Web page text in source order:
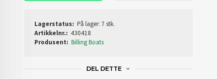
Lagerstatus: På lager: 7 stk.
Artikkelnr.: 430418
Produsent: Billing Boats
DEL DETTE